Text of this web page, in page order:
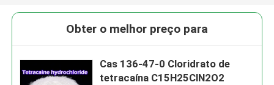
Obter o melhor preço para
Cas 136-47-0 Cloridrato de
tetracaína C15H25ClN2O2